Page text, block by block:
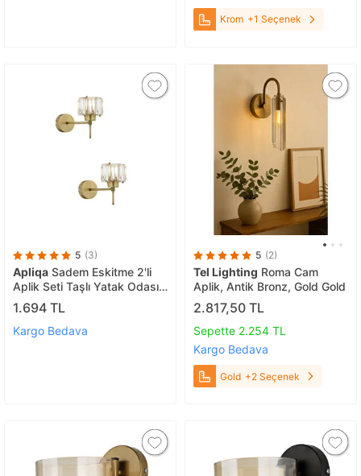
Krom +1 Seçenek
5 (3)
Apliqa Sadem Eskitme 2'li
Aplik Seti Taşlı Yatak Odası-
yatak Başı Duvar Lambası
1.694 TL
Kargo Bedava
5 (2)
Tel Lighting Roma Cam
Aplik, Antik Bronz, Gold Gold
2.817,50 TL
Sepette 2.254 TL
Kargo Bedava
Gold +2 Seçenek